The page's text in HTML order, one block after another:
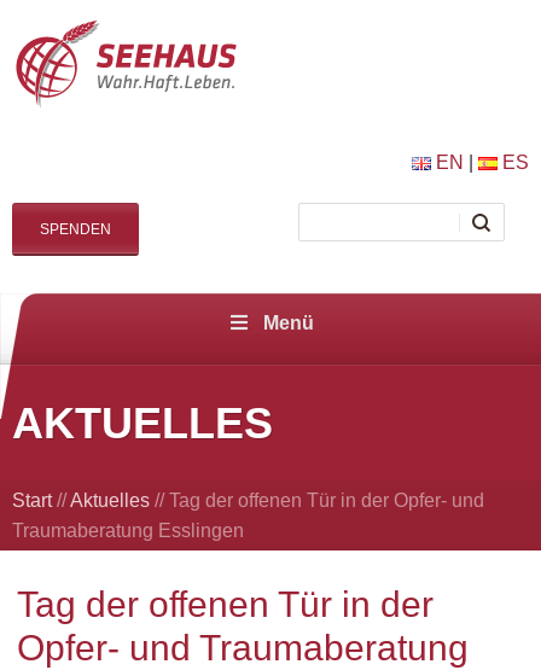
EN ES
SPENDEN
Menü
AKTUELLES
Start//Aktuelles //Tag der offenen Tür in der Opfer- und
Traumaberatung Esslingen
Tag der offenen Tür in der
Opfer- und Traumaberatung